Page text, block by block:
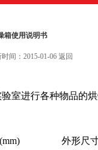
箱使用说明书
间：2015-01-06 返回
室进行各种物品的
外形尺